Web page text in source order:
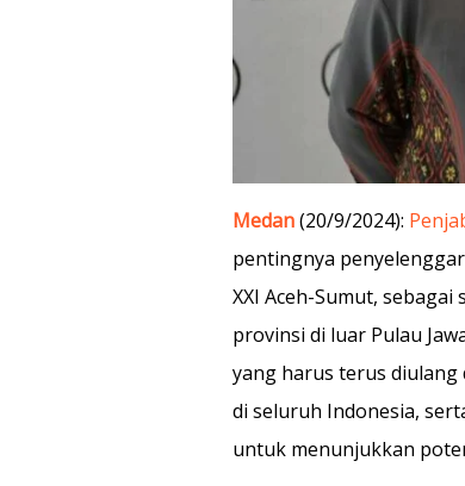
Medan(20/9/2024):
pentingnya
XXI Aceh-Sumut,
provinsi di luar Pulau
yang harus terus
di seluruh Indonesia,
untuk menunjukkan